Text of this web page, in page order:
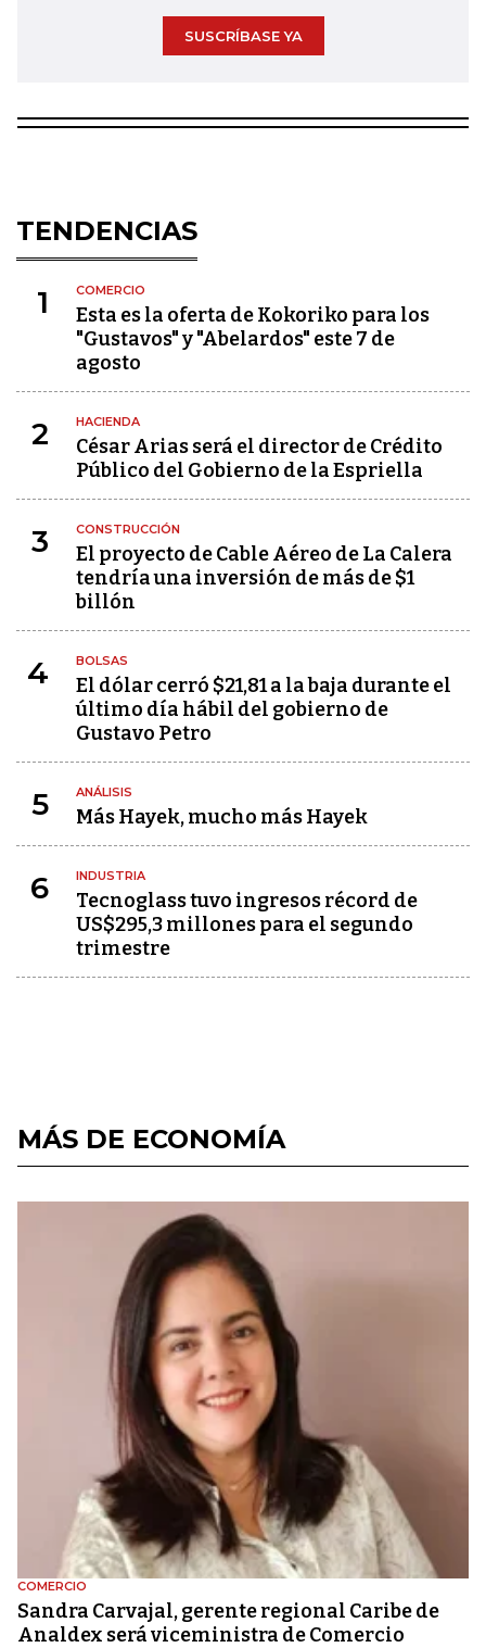
SUSCRÍBASE YA
TENDENCIAS
1 COMERCIO
Esta es la oferta de Kokoriko para los
"Gustavos" y "Abelardos" este 7 de
agosto
2 HACIENDA
César Arias será el director de Crédito
Público del Gobierno de la Espriella
3 CONSTRUCCIÓN
El proyecto de Cable Aéreo de La Calera
tendría una inversión de más de $1
billón
4 BOLSAS
El dólar cerró $21,81 a la baja durante el
último día hábil del gobierno de
Gustavo Petro
5 ANÁLISIS
Más Hayek, mucho más Hayek
6 INDUSTRIA
Tecnoglass tuvo ingresos récord de
US$295,3 millones para el segundo
trimestre
MÁS DE ECONOMÍA
COMERCIO
Sandra Carvajal, gerente regional Caribe de
Analdex será viceministra de Comercio